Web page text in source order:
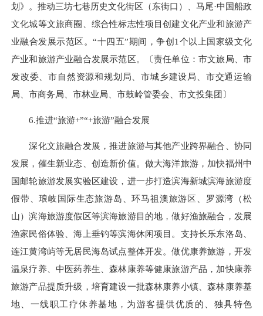
划》。推动三坊七巷历史文化街区（东街口）、马尾·中国船政
文化城等文旅商圈、综合性标志性项目创建文化产业和旅游产
业融合发展示范区。“十四五”期间，争创1个以上国家级文化
产业和旅游产业融合发展示范区。〔责任单位：市文旅局、市
发改委、市自然资源和规划局、市城乡建设局、市交通运输
局、市商务局、市林业局、市鼓岭管委会、市文投集团〕
6.推进“旅游+”“+旅游”融合发展
深化文旅融合发展，推进旅游与其他产业跨界融合、协同
发展，催生新业态、创造新价值。做大海洋旅游，加快福州中
国邮轮旅游发展实验区建设，进一步打造滨海新城滨海旅游度
假带、琅岐国际生态旅游岛、环马祖澳旅游区、罗源湾（松
山）滨海旅游度假区等滨海旅游目的地，做好渔旅融合，发展
渔家民俗体验、海上垂钓等滨海休闲项目。支持长乐东洛岛、
连江黄湾屿等无居民海岛试点整体开发。做优康养旅游，开发
温泉疗养、中医药养生、森林康养等健康旅游产品，加快康养
旅游产品提质升级，培育建设一批森林康养小镇、森林康养基
地、一线职工疗休养基地，为游客提供优质的、独具特色